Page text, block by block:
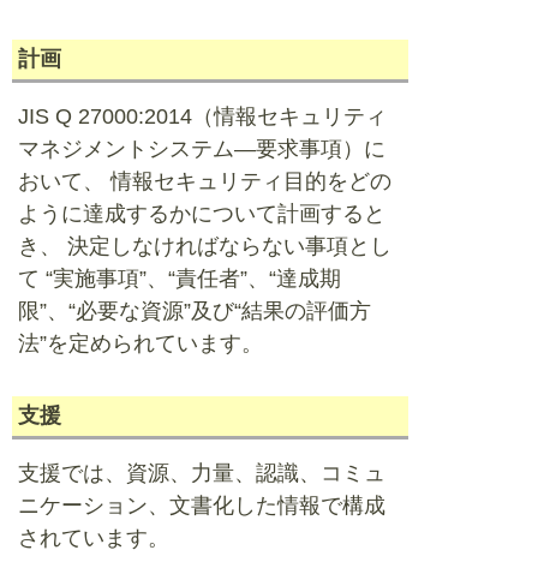
計画
JIS Q 27000:2014（情報セキュリティ
マネジメントシステム―要求事項）に
おいて、 情報セキュリティ目的をどの
ように達成するかについて計画すると
き、 決定しなければならない事項とし
て “実施事項”、“責任者”、“達成期
限”、“必要な資源”及び“結果の評価方
法”を定められています。
支援
支援では、資源、力量、認識、コミュ
ニケーション、文書化した情報で構成
されています。